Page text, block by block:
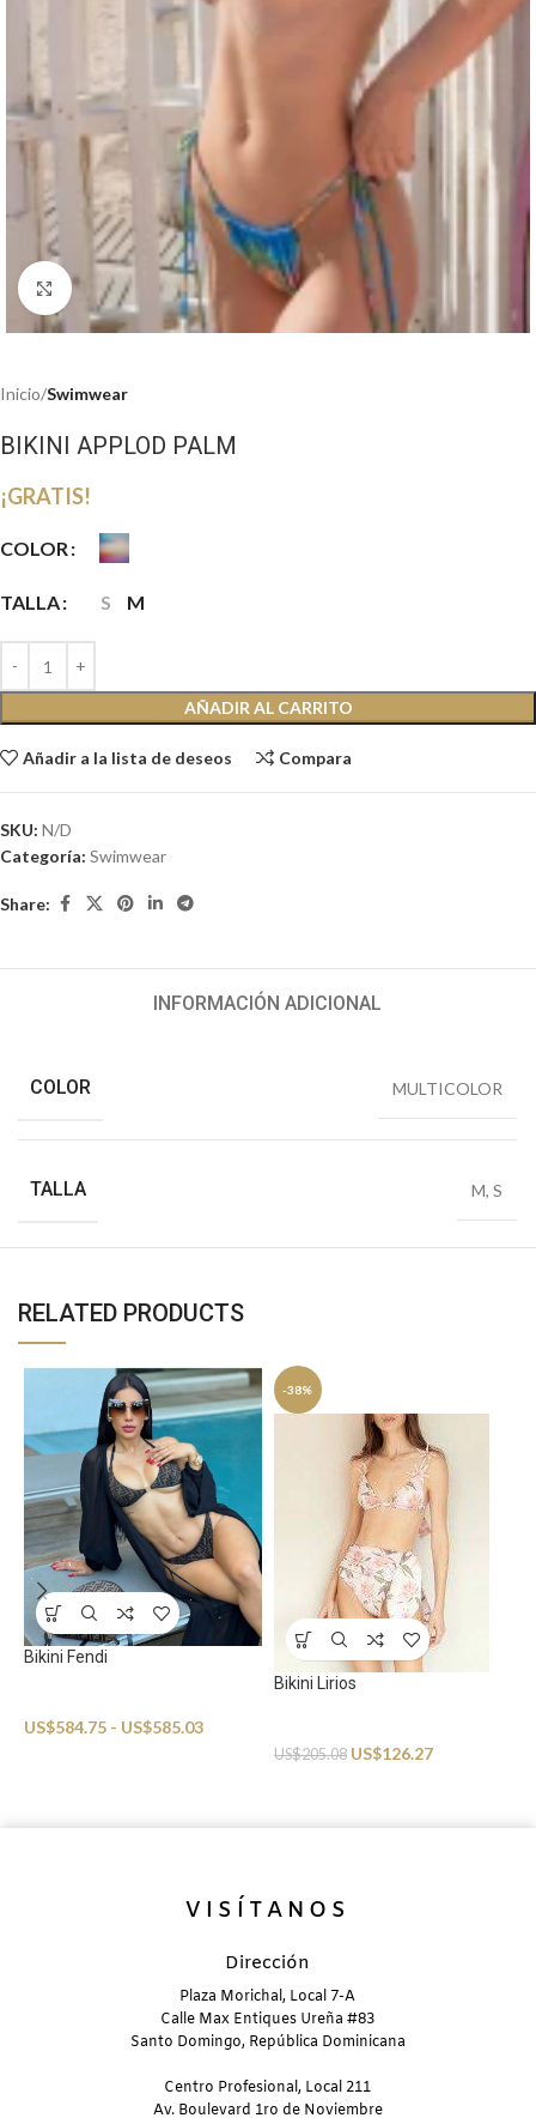
Haga clic para ampliar
Inicio Swimwear
BIKINI APPLOD PALM
¡GRATIS!
COLOR
TALLA S M
AÑADIR AL CARRITO
Añadir a la lista de deseos Compara
SKU: N/D
Categoría: Swimwear
Share:
INFORMACIÓN ADICIONAL
COLOR MULTICOLOR
TALLA M,S
RELATED PRODUCTS
Bikini Fendi
US$584.75 - US$585.03
-38%
Bikini Lirios
US$205.08 US$126.27
VISÍTANOS
Dirección
Plaza Morichal, Local 7-A
Calle Max Entiques Ureña #83
Santo Domingo, República Dominicana
Centro Profesional, Local 211
Av. Boulevard 1ro de Noviembre